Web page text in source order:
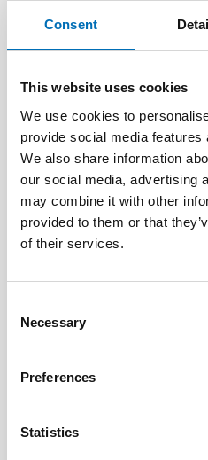
Consent
This website uses cookies
We use cookies to
provide social media
We also share information
our social media, advertising
may combine it with other
provided to them or that
of their services.
Selection
Necessary
Preferences
Statistics
right”